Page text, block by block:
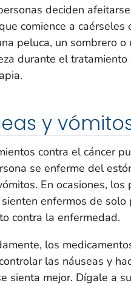
deciden
comience a caérseles
peluca, un sombrero o
durante el tratamiento
y
contra el cáncer
se enferme del
En ocasiones, los
enfermos de solo
contra la enfermedad.
los
las náuseas y
sienta mejor. Dígale a